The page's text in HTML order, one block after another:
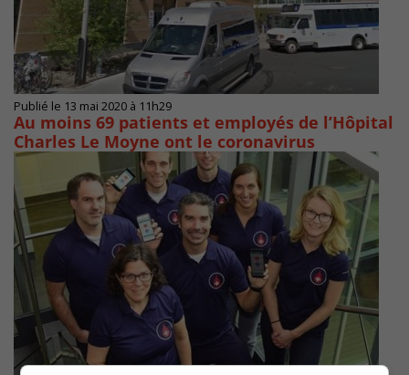
Publié le 13 mai 2020 à 11h29
Au moins 69 patients et employés de l’Hôpital
Charles Le Moyne ont le coronavirus